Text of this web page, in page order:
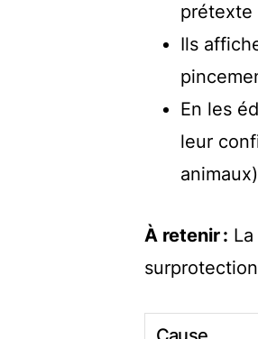
prétexte
Ils
En les
leur
À retenir :